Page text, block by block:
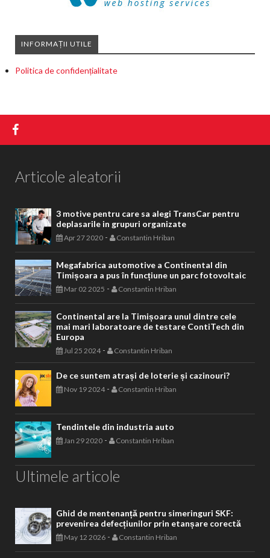
INFORMAȚII UTILE
Politica de confidențialitate
Articole aleatorii
3 motive pentru care sa alegi TransCar pentru
deplasarile in grupuri organizate
Apr 27 2020 - Constantin Hriban
Megafabrica automotive a Continental din
Timișoara a pus în funcțiune un parc fotovoltaic
Mar 02 2025 - Constantin Hriban
Continental are la Timișoara unul dintre cele
mai mari laboratoare de testare ContiTech din
Europa
Jul 25 2024- Constantin Hriban
De ce suntem atrași de loterie și cazinouri?
Nov 19 2024- Constantin Hriban
Tendintele din industria auto
Jan 29 2020 - Constantin Hriban
Ultimele articole
Ghid de mentenanță pentru simeringuri SKF:
prevenirea defecțiunilor prin etanșare corectă
May 12 2026 - Constantin Hriban